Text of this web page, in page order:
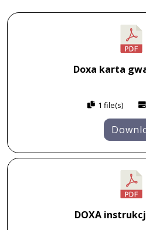
Doxa karta
1 file(s)
DOXA